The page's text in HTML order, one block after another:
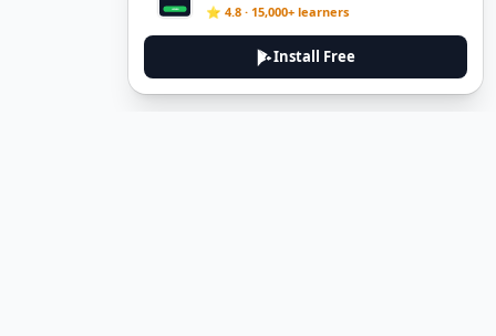
⭐ 4.8 · 15,000+ learners
Install Free